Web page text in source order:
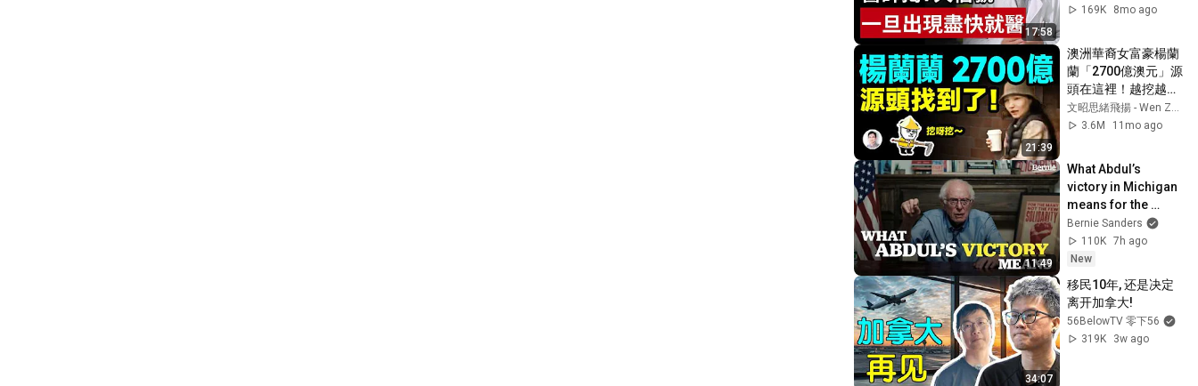
17:58
｜中風前兆｜護血管
169K
8mo ago
21:39
澳洲華裔女富豪楊蘭
蘭「2700億澳元」源
頭在這裡！越挖越有
大瓜【文昭思緒飛揚
471期】
文昭思緒飛揚 - Wen Zhao Studio
3.6M
11mo ago
11:49
What Abdul’s
victory in Michigan
means for the
future
Bernie Sanders
110K 7h ago
New
34:07
移民10年, 还是决定
离开加拿大!
56BelowTV 零下56
319K
3w ago